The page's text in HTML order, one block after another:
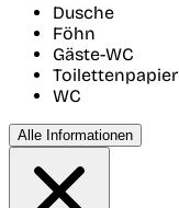
Dusche
Föhn
Gäste-WC
Toilettenpapier
WC
Alle Informationen